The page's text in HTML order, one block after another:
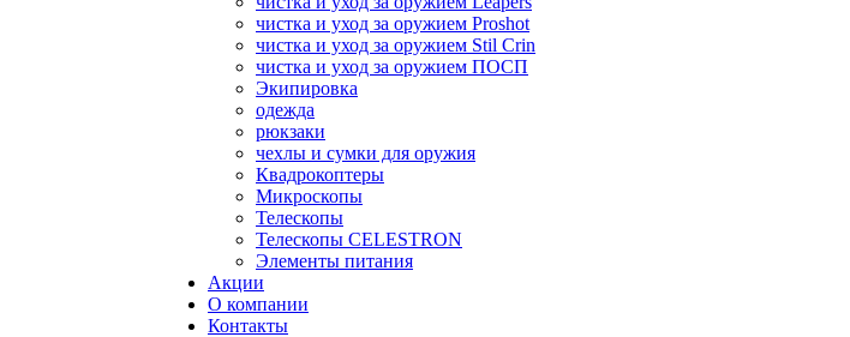
чистка и уход за оружием Proshot
чистка и уход за оружием Stil Crin
чистка и уход за оружием ПОСП
Экипировка
одежда
рюкзаки
чехлы и сумки для оружия
Квадрокоптеры
Микроскопы
Телескопы
Телескопы CELESTRON
Элементы питания
Акции
О компании
Контакты